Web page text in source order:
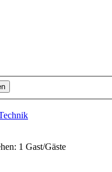
1 Gast/Gäste